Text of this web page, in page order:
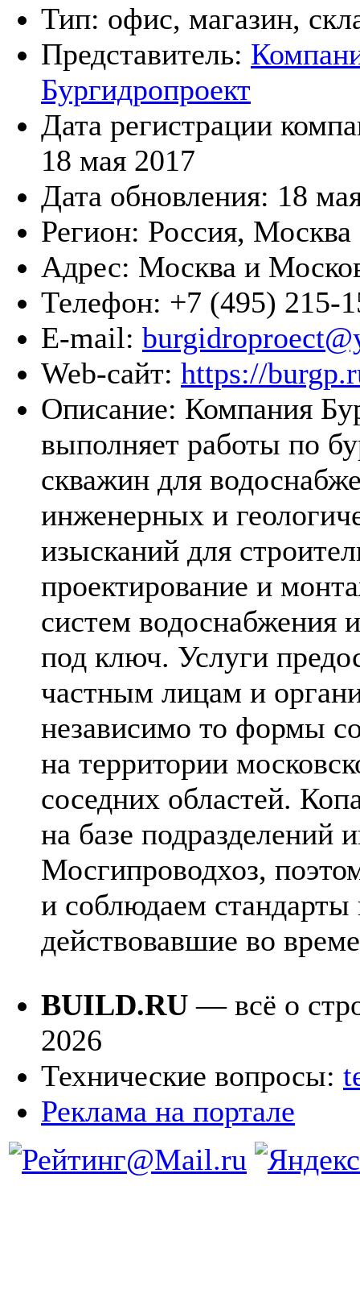
Тип: офис, магазин,
Представитель:
Бургидропроект
Дата регистрации
18 мая 2017
Дата обновления: 18
Регион: Россия, Москва
Адрес: Москва и
Телефон: +7 (495) 215-
E-mail:
Web-сайт: https://
Описание: Компания
выполняет работы по
скважин для
инженерных и
изысканий для
проектирование и
систем водоснабжения
под ключ. Услуги
частным лицам и
независимо то формы
на территории
соседних областей.
на базе подразделений
Мосгипроводхоз,
и соблюдаем
действовавшие во
BUILD.RU — всё о
2026
Технические вопросы:
Реклама на портале